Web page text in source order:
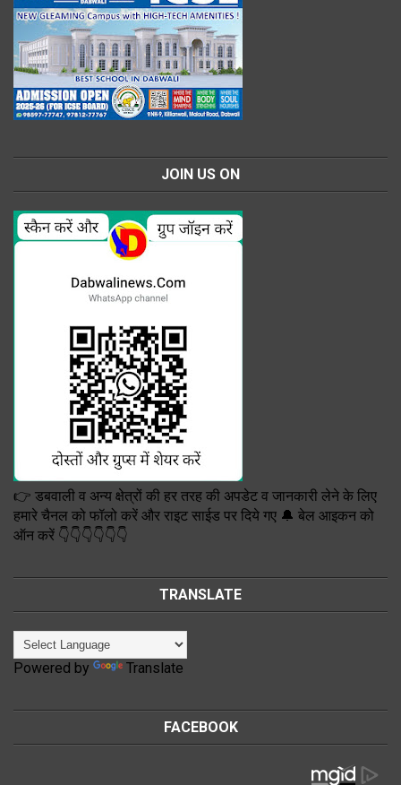
JOIN US ON
👉 डबवाली व अन्य क्षेत्रों की हर तरह की अपडेट व जानकारी लेने के लिए
हमारे चैनल को फॉलो करें और राइट साईड पर दिये गए 🔔 बेल आइकन को
ऑन करें 👇👇👇👇👇👇
TRANSLATE
Powered by Translate
FACEBOOK